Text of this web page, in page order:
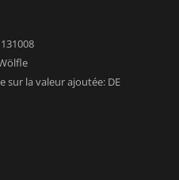
sur la valeur ajoutée: DE